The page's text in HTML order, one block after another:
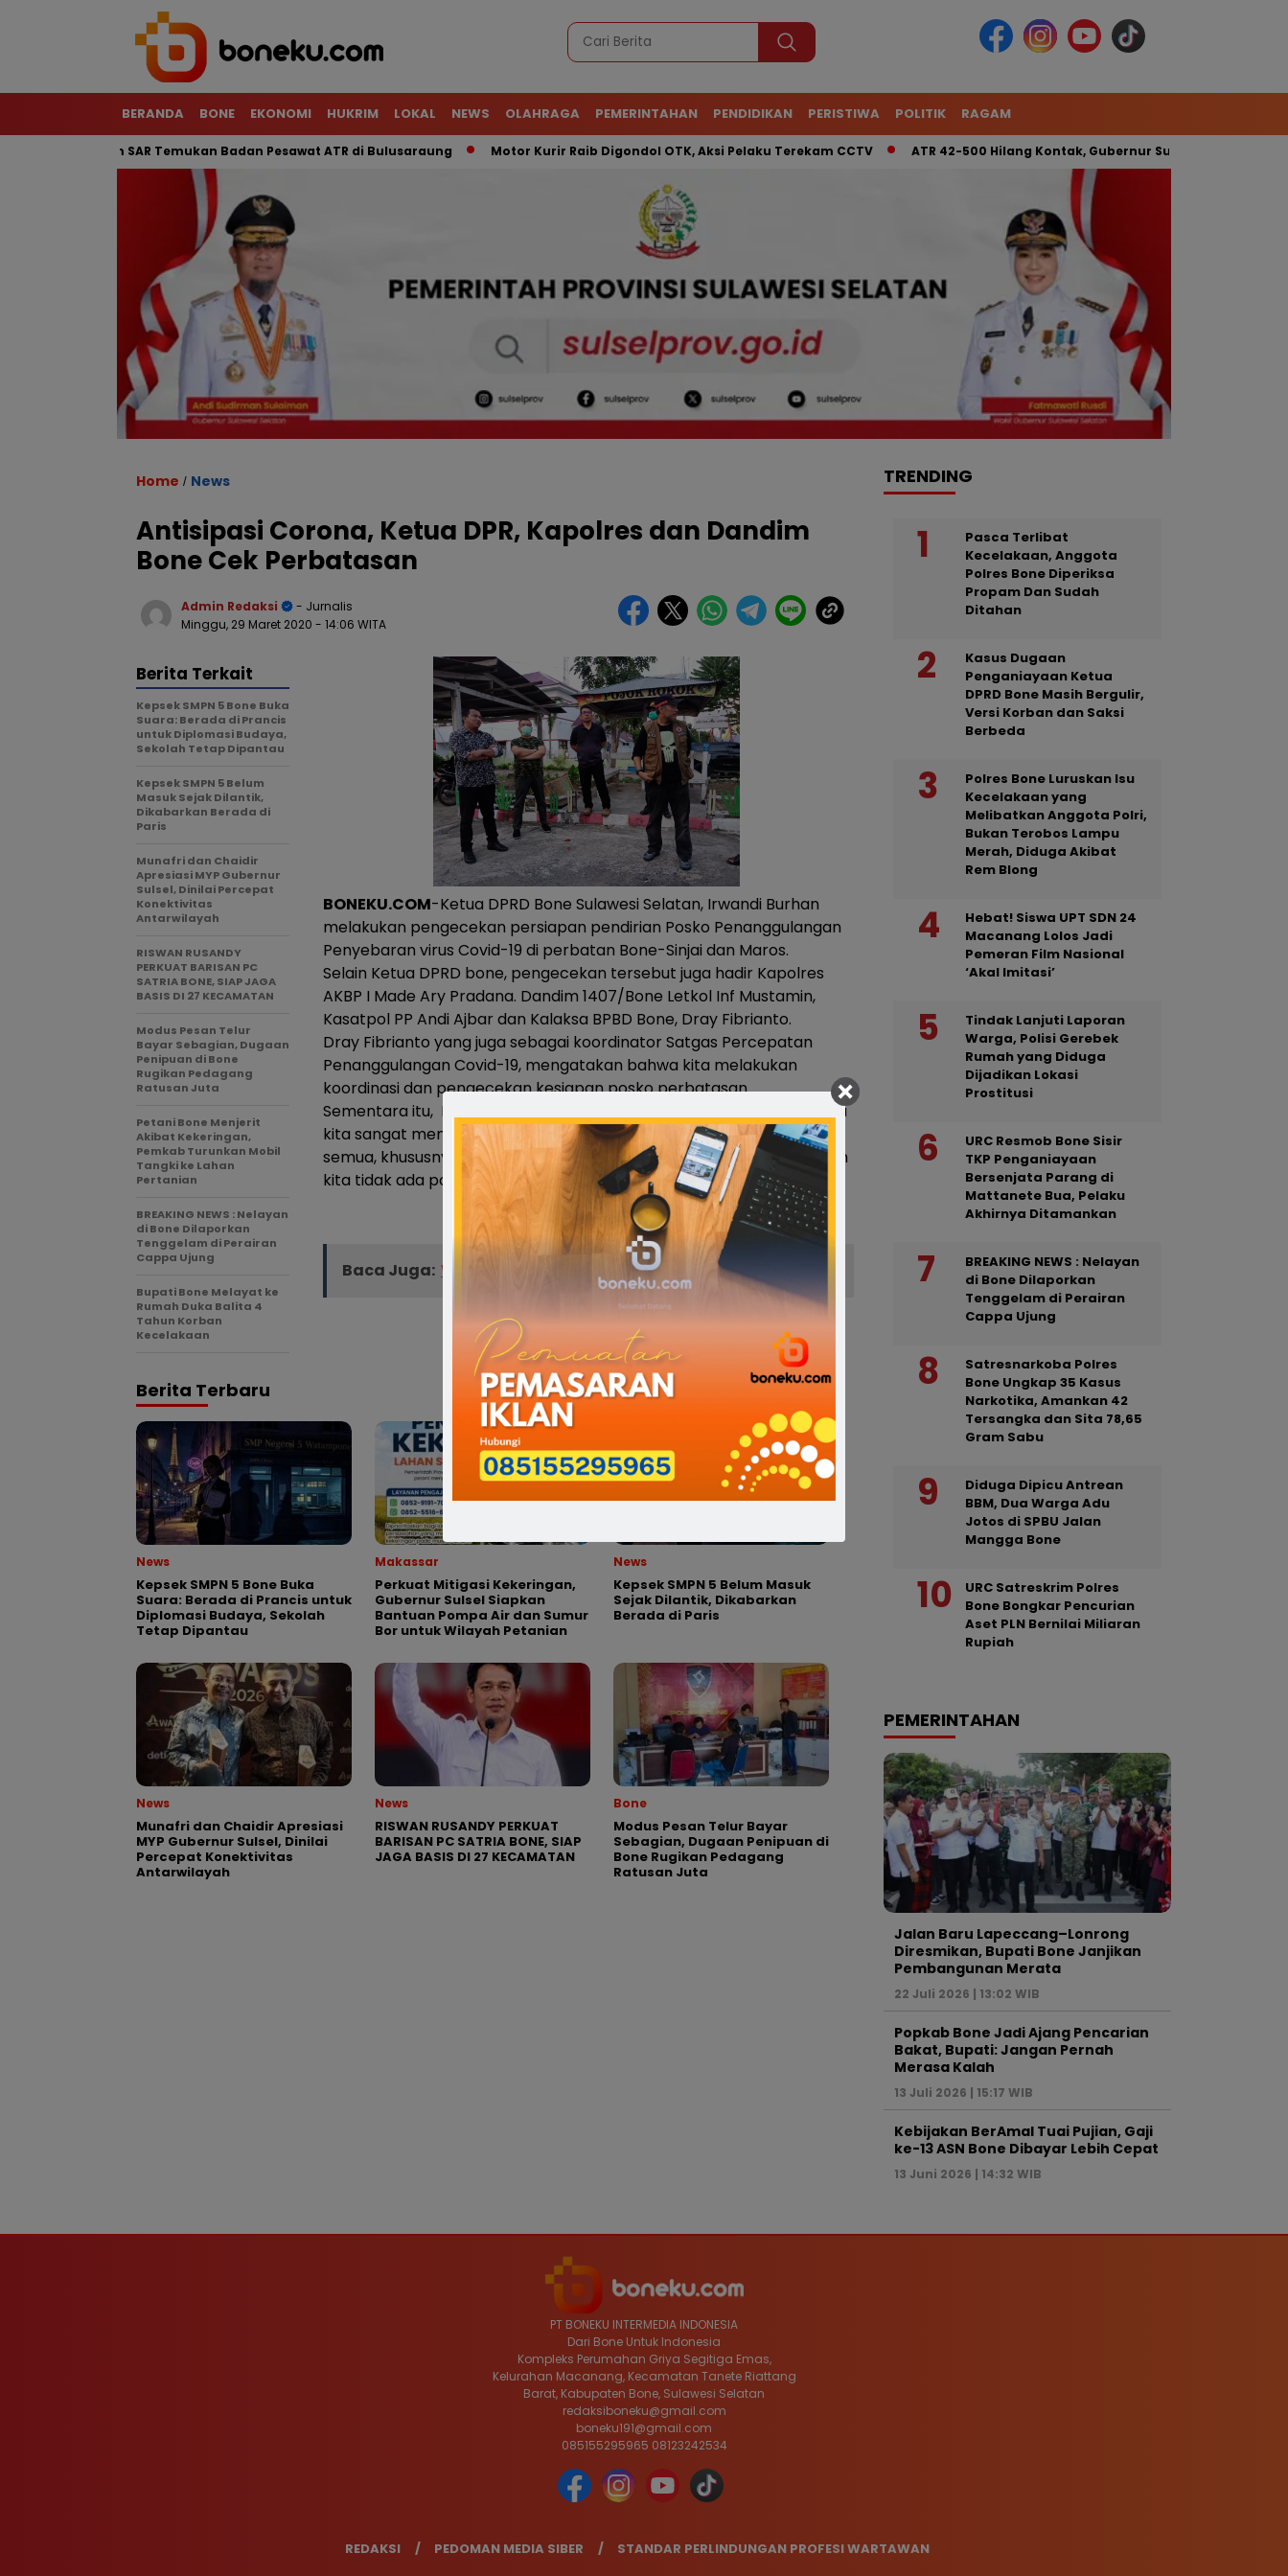
BERANDA BONE EKONOMI HUKRIM LOKAL NEWS OLAHRAGA PEMERINTAHAN PENDIDIKAN PERISTIWA POLITIK RAGAM
Terjal, Tim SAR Temukan Badan Pesawat ATR di Bulusaraung Motor Kurir Raib Digondol OTK, Aksi Pelaku Terekam CCTV ATR 42-500 Hilang Kontak, Gubernur Sulsel: Kita Kerahkan
Home / News
Antisipasi Corona, Ketua DPR, Kapolres dan Dandim
Bone Cek Perbatasan
Admin Redaksi
- Jurnalis
Minggu, 29 Maret 2020 - 14:06 WITA
BONEKU.COM-Ketua DPRD Bone Sulawesi Selatan, Irwandi Burhan
melakukan pengecekan persiapan pendirian Posko Penanggulangan
Penyebaran virus Covid-19 di perbatan Bone-Sinjai dan Maros.
Selain Ketua DPRD bone, pengecekan tersebut juga hadir Kapolres
AKBP I Made Ary Pradana. Dandim 1407/Bone Letkol Inf Mustamin,
Kasatpol PP Andi Ajbar dan Kalaksa BPBD Bone, Dray Fibrianto.
Dray Fibrianto yang juga sebagai koordinator Satgas Percepatan
Penanggulangan Covid-19, mengatakan bahwa kita melakukan
koordinasi dan pengecekan kesiapan posko perbatasan.
Sementara itu, Ketua DPRD Bone Irwandi Burhan menegaskan bahwa
kita sangat mendukung upaya dilakukan oleh Satgas. Ini untuk kita
semua, khususnya warga Kabupaten Bone. Dan semoga saja didaerah
kita tidak ada positif terjangkit virus covid-19.(*)
Baca Juga: Warga Pesisir Respon Baik Sosialisasi Pilkada...
Berita Terkait
Kepsek SMPN 5 Bone Buka
Suara: Berada di Prancis
untuk Diplomasi Budaya,
Sekolah Tetap Dipantau
Kepsek SMPN 5 Belum
Masuk Sejak Dilantik,
Dikabarkan Berada di
Paris
Munafri dan Chaidir
Apresiasi MYP Gubernur
Sulsel, Dinilai Percepat
Konektivitas
Antarwilayah
RISWAN RUSANDY
PERKUAT BARISAN PC
SATRIA BONE, SIAP JAGA
BASIS DI 27 KECAMATAN
Modus Pesan Telur
Bayar Sebagian, Dugaan
Penipuan di Bone
Rugikan Pedagang
Ratusan Juta
Petani Bone Menjerit
Akibat Kekeringan,
Pemkab Turunkan Mobil
Tangki ke Lahan
Pertanian
BREAKING NEWS : Nelayan
di Bone Dilaporkan
Tenggelam di Perairan
Cappa Ujung
Bupati Bone Melayat ke
Rumah Duka Balita 4
Tahun Korban
Kecelakaan
Berita Terbaru
News
Kepsek SMPN 5 Bone Buka
Suara: Berada di Prancis untuk
Diplomasi Budaya, Sekolah
Tetap Dipantau
Makassar
Perkuat Mitigasi Kekeringan,
Gubernur Sulsel Siapkan
Bantuan Pompa Air dan Sumur
Bor untuk Wilayah Petanian
News
Kepsek SMPN 5 Belum Masuk
Sejak Dilantik, Dikabarkan
Berada di Paris
News
Munafri dan Chaidir Apresiasi
MYP Gubernur Sulsel, Dinilai
Percepat Konektivitas
Antarwilayah
News
RISWAN RUSANDY PERKUAT
BARISAN PC SATRIA BONE, SIAP
JAGA BASIS DI 27 KECAMATAN
Bone
Modus Pesan Telur Bayar
Sebagian, Dugaan Penipuan di
Bone Rugikan Pedagang
Ratusan Juta
TRENDING
Pasca Terlibat
Kecelakaan, Anggota
Polres Bone Diperiksa
Propam Dan Sudah
Ditahan
Kasus Dugaan
Penganiayaan Ketua
DPRD Bone Masih Bergulir,
Versi Korban dan Saksi
Berbeda
Polres Bone Luruskan Isu
Kecelakaan yang
Melibatkan Anggota Polri,
Bukan Terobos Lampu
Merah, Diduga Akibat
Rem Blong
Hebat! Siswa UPT SDN 24
Macanang Lolos Jadi
Pemeran Film Nasional
‘Akal Imitasi’
Tindak Lanjuti Laporan
Warga, Polisi Gerebek
Rumah yang Diduga
Dijadikan Lokasi
Prostitusi
URC Resmob Bone Sisir
TKP Penganiayaan
Bersenjata Parang di
Mattanete Bua, Pelaku
Akhirnya Ditamankan
BREAKING NEWS : Nelayan
di Bone Dilaporkan
Tenggelam di Perairan
Cappa Ujung
Satresnarkoba Polres
Bone Ungkap 35 Kasus
Narkotika, Amankan 42
Tersangka dan Sita 78,65
Gram Sabu
Diduga Dipicu Antrean
BBM, Dua Warga Adu
Jotos di SPBU Jalan
Mangga Bone
URC Satreskrim Polres
Bone Bongkar Pencurian
Aset PLN Bernilai Miliaran
Rupiah
PEMERINTAHAN
Jalan Baru Lapeccang–Lonrong
Diresmikan, Bupati Bone Janjikan
Pembangunan Merata
22 Juli 2026 | 13:02 WIB
Popkab Bone Jadi Ajang Pencarian
Bakat, Bupati: Jangan Pernah
Merasa Kalah
13 Juli 2026 | 15:17 WIB
Kebijakan BerAmal Tuai Pujian, Gaji
ke-13 ASN Bone Dibayar Lebih Cepat
13 Juni 2026 | 14:32 WIB
PT BONEKU INTERMEDIA INDONESIA
Dari Bone Untuk Indonesia
Kompleks Perumahan Griya Segitiga Emas,
Kelurahan Macanang, Kecamatan Tanete Riattang
Barat, Kabupaten Bone, Sulawesi Selatan
redaksiboneku@gmail.com
boneku191@gmail.com
085155295965 08123242534
REDAKSI PEDOMAN MEDIA SIBER STANDAR PERLINDUNGAN PROFESI WARTAWAN